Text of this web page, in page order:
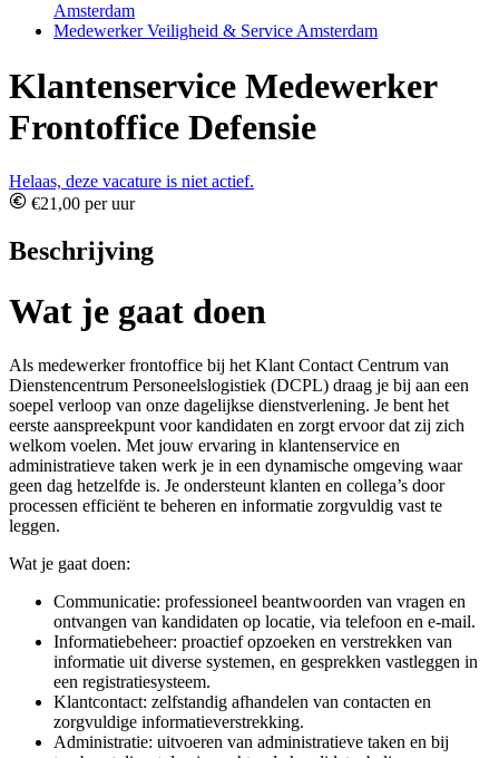
Amsterdam
Medewerker Veiligheid & Service Amsterdam
Klantenservice Medewerker
Frontoffice Defensie
Helaas, deze vacature is niet actief.
€21,00 per uur
Beschrijving
Wat je gaat doen
Als medewerker frontoffice bij het Klant Contact Centrum van
Dienstencentrum Personeelslogistiek (DCPL) draag je bij aan een
soepel verloop van onze dagelijkse dienstverlening. Je bent het
eerste aanspreekpunt voor kandidaten en zorgt ervoor dat zij zich
welkom voelen. Met jouw ervaring in klantenservice en
administratieve taken werk je in een dynamische omgeving waar
geen dag hetzelfde is. Je ondersteunt klanten en collega’s door
processen efficiënt te beheren en informatie zorgvuldig vast te
leggen.
Wat je gaat doen:
Communicatie: professioneel beantwoorden van vragen en
ontvangen van kandidaten op locatie, via telefoon en e-mail.
Informatiebeheer: proactief opzoeken en verstrekken van
informatie uit diverse systemen, en gesprekken vastleggen in
een registratiesysteem.
Klantcontact: zelfstandig afhandelen van contacten en
zorgvuldige informatieverstrekking.
Administratie: uitvoeren van administratieve taken en bij